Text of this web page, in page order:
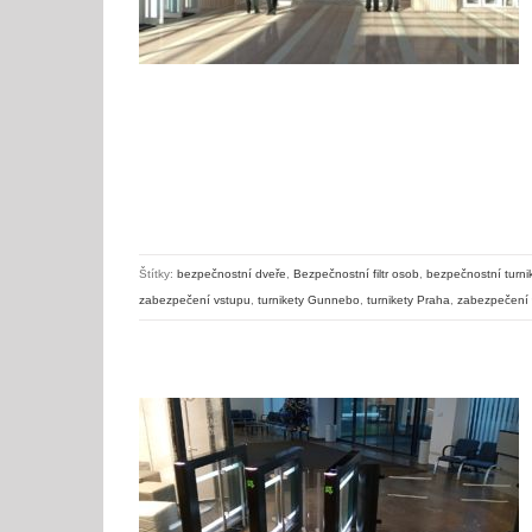
Štítky: bezpečnostní dveře Bezpečnostní filtr osob bezpečnostní
zabezpečení vstupu
turnikety Gunnebo turnikety Praha zabezpečení